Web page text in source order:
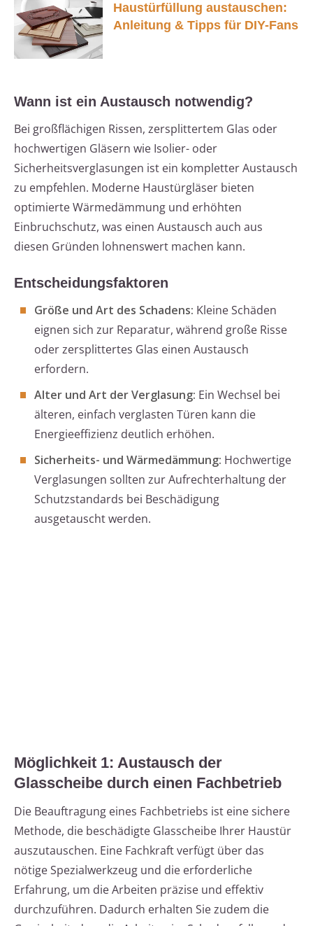
Haustürfüllung austauschen:
Anleitung & Tipps für DIY-Fans
Wann ist ein Austausch notwendig?
Bei großflächigen Rissen, zersplittertem Glas oder
hochwertigen Gläsern wie Isolier- oder
Sicherheitsverglasungen ist ein kompletter Austausch
zu empfehlen. Moderne Haustürgläser bieten
optimierte Wärmedämmung und erhöhten
Einbruchschutz, was einen Austausch auch aus
diesen Gründen lohnenswert machen kann.
Entscheidungsfaktoren
Größe und Art des Schadens: Kleine Schäden
eignen sich zur Reparatur, während große Risse
oder zersplittertes Glas einen Austausch
erfordern.
Alter und Art der Verglasung: Ein Wechsel bei
älteren, einfach verglasten Türen kann die
Energieeffizienz deutlich erhöhen.
Sicherheits- und Wärmedämmung: Hochwertige
Verglasungen sollten zur Aufrechterhaltung der
Schutzstandards bei Beschädigung
ausgetauscht werden.
Möglichkeit 1: Austausch der
Glasscheibe durch einen Fachbetrieb
Die Beauftragung eines Fachbetriebs ist eine sichere
Methode, die beschädigte Glasscheibe Ihrer Haustür
auszutauschen. Eine Fachkraft verfügt über das
nötige Spezialwerkzeug und die erforderliche
Erfahrung, um die Arbeiten präzise und effektiv
durchzuführen. Dadurch erhalten Sie zudem die